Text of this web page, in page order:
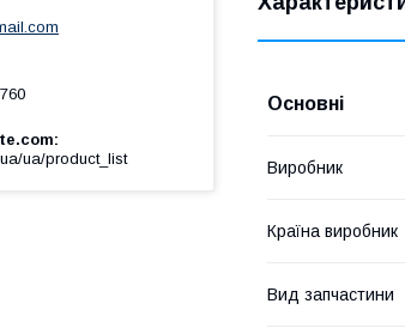
Основні
Виробник
Країна виробник
Вид запчастини
ua/product_list